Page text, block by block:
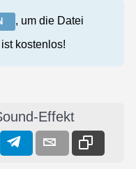
, um die Datei
kostenlos!
Effekt